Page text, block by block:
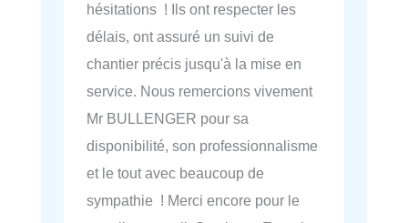
hésitations ! Ils ont respecter les
délais, ont assuré un suivi de
chantier précis jusqu'à la mise en
service. Nous remercions vivement
Mr BULLENGER pour sa
disponibilité, son professionnalisme
et le tout avec beaucoup de
sympathie ! Merci encore pour le